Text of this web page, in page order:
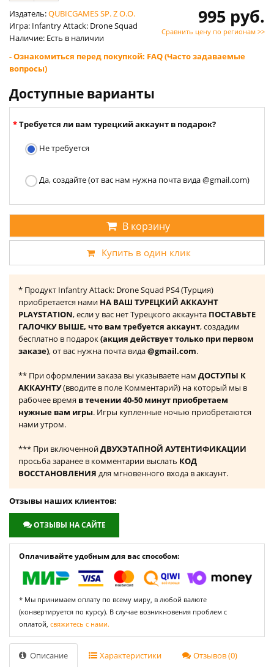
Издатель:QUBICGAMES SP. Z O.O.
Игра: Infantry Attack: Drone Squad
Наличие: Есть в наличии
995 руб.
Сравнить цену по регионам >>
- Ознакомиться перед покупкой: FAQ (Часто задаваемые
вопросы)
Доступные варианты
Требуется ли вам турецкий аккаунт в подарок?
Не требуется
Да, создайте (от вас нам нужна почта вида @gmail.com)
В корзину
Купить в один клик
* Продукт Infantry Attack: Drone Squad PS4 (Турция)
приобретается нами НА ВАШ ТУРЕЦКИЙ АККАУНТ
PLAYSTATION, если у вас нет Турецкого аккаунта ПОСТАВЬТЕ
ГАЛОЧКУ ВЫШЕ, что вам требуется аккаунт, создадим
бесплатно в подарок(акция действует только при первом
заказе), от вас нужна почта вида@gmail.com.
** При оформлении заказа вы указываете нам ДОСТУПЫ К
АККАУНТУ(вводите в поле Комментарий) на который мы в
рабочее время в течении 40-50 минут приобретаем
нужные вам игры. Игры купленные ночью приобретаются
нами утром.
*** При включеннойДВУХЭТАПНОЙ АУТЕНТИФИКАЦИИ
просьба заранее в комментарии выслать КОД
ВОССТАНОВЛЕНИЯ для мгновенного входа в аккаунт.
Отзывы наших клиентов:
ОТЗЫВЫ НА САЙТЕ
Оплачивайте удобным для вас способом:
* Мы принимаем оплату по всему миру, в любой валюте
(конвертируется по курсу). В случае возникновения проблем с
оплатой, свяжитесь с нами.
Описание Характеристики Отзывов (0)